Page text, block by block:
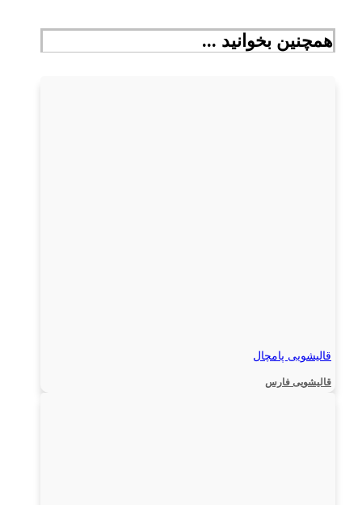
همچنین بخوانید ...
قالیشویی پامچال
قالیشویی فارس